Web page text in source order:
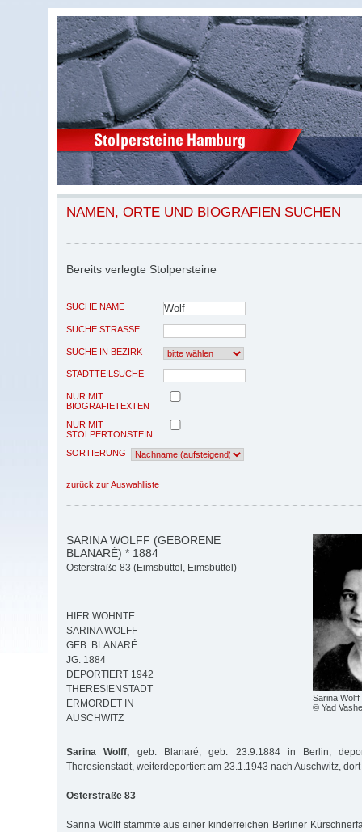
NAMEN, ORTE UND BIOGRAFIEN SUCHEN
Bereits verlegte Stolpersteine
SUCHE NAME
SUCHE STRASSE
SUCHE IN BEZIRK
STADTTEILSUCHE
NUR MIT
BIOGRAFIETEXTEN
NUR MIT
STOLPERTONSTEIN
SORTIERUNG
zurück zur Auswahlliste
Sarina Wolff
© Yad
SARINA WOLFF (GEBORENE
BLANARÉ) * 1884
Osterstraße 83 (Eimsbüttel, Eimsbüttel)
HIER WOHNTE
SARINA WOLFF
GEB. BLANARÉ
JG. 1884
DEPORTIERT 1942
THERESIENSTADT
ERMORDET IN
AUSCHWITZ
Sarina Wolff, geb. Blanaré, geb. 23.9.1884 in Berlin,
Theresienstadt, weiterdeportiert am 23.1.1943 nach Auschwitz,
Osterstraße 83
Sarina Wolff stammte aus einer kinderreichen Berliner